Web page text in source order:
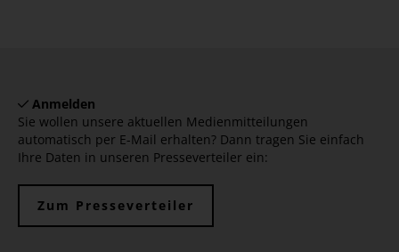
Anmelden
Sie wollen unsere aktuellen Medienmitteilungen
automatisch per E-Mail erhalten? Dann tragen Sie einfach
Ihre Daten in unseren Presseverteiler ein:
Zum Presseverteiler